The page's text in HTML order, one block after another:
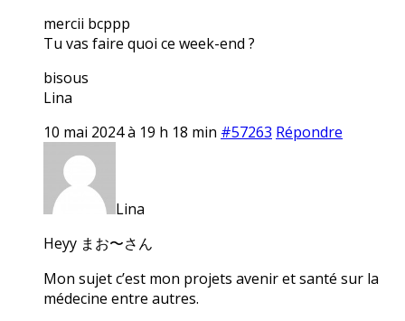
mercii bcppp
Tu vas faire quoi ce week-end ?
bisous
Lina
10 mai 2024 à 19 h 18 min #57263 Répondre
Lina
Heyy まお〜さん
Mon sujet c’est mon projets avenir et santé sur la
médecine entre autres.